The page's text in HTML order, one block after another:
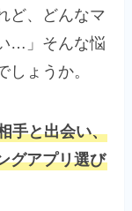
ど、どんなマ
…」そんな悩
ょうか。
手と出会い、
グアプリ選び